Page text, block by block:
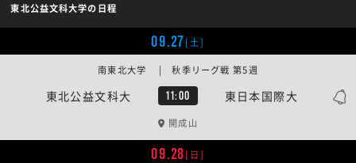
東北公益文科大学の日程
09.27[土]
東北公益文科大 11:00 東日本国際大
南東北大学 | 秋季リーグ戦 第5週
開成山
09.28[日]